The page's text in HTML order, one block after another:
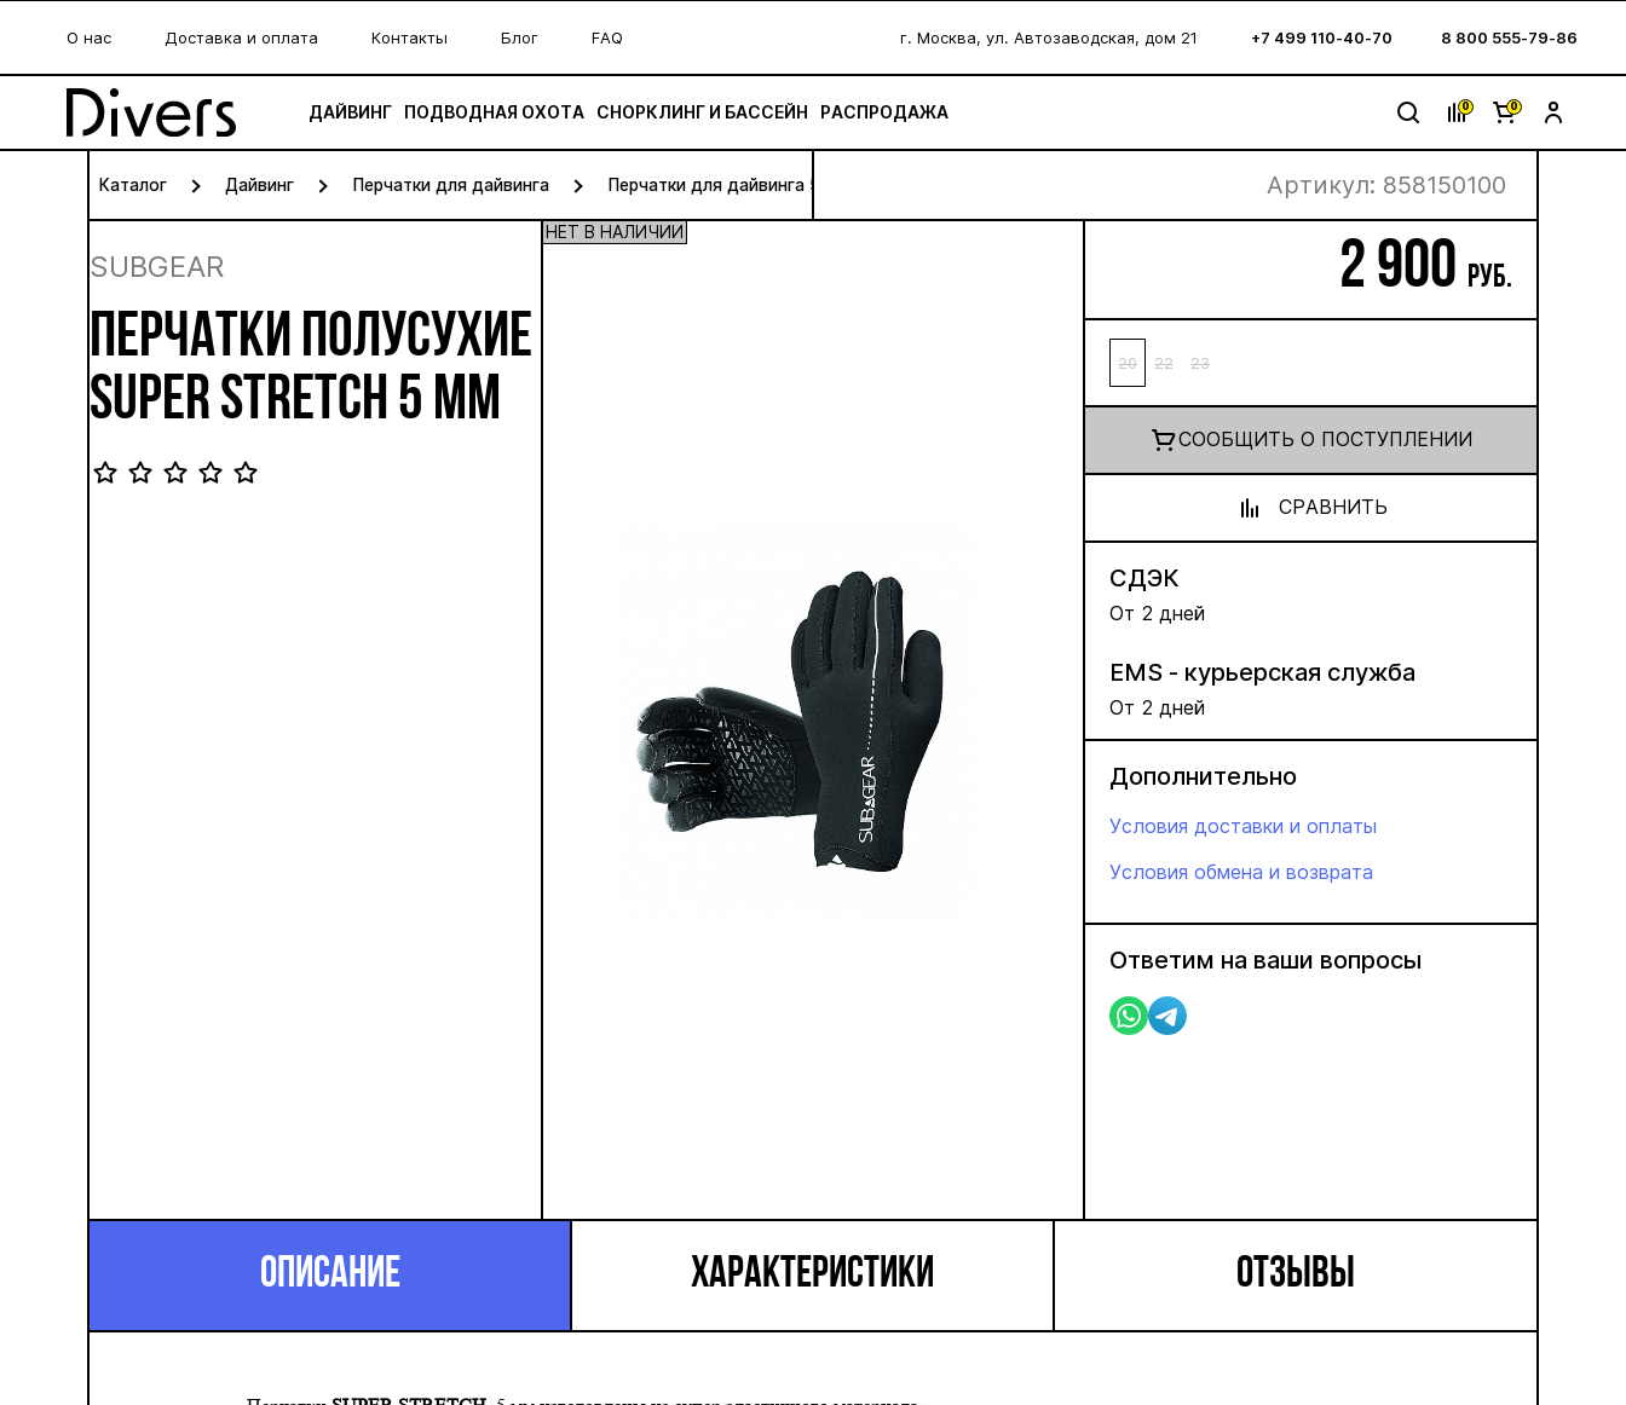
О нас Доставка и оплата Контакты Блог FAQ г. Москва, ул. Автозаводская, дом 21 +7 499 110-40-70 8 800 555-79-86
ДАЙВИНГ ПОДВОДНАЯ ОХОТА СНОРКЛИНГ И БАССЕЙН РАСПРОДАЖА 0 0
Каталог Дайвинг Перчатки для дайвинга Перчатки для дайвинга 5 мм Артикул: 858150100
SUBGEAR
ПЕРЧАТКИ ПОЛУСУХИЕ
SUPER STRETCH 5 ММ
НЕТ В НАЛИЧИИ
2 900 руб.
20 22 23
CООБЩИТЬ О ПОСТУПЛЕНИИ
СРАВНИТЬ
СДЭК
От 2 дней
EMS - курьерская служба
От 2 дней
Дополнительно
Условия доставки и оплаты
Условия обмена и возврата
Ответим на ваши вопросы
ОПИСАНИЕ ХАРАКТЕРИСТИКИ ОТЗЫВЫ